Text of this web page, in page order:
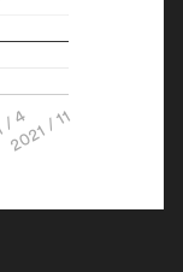
/ 4
2021 / 11